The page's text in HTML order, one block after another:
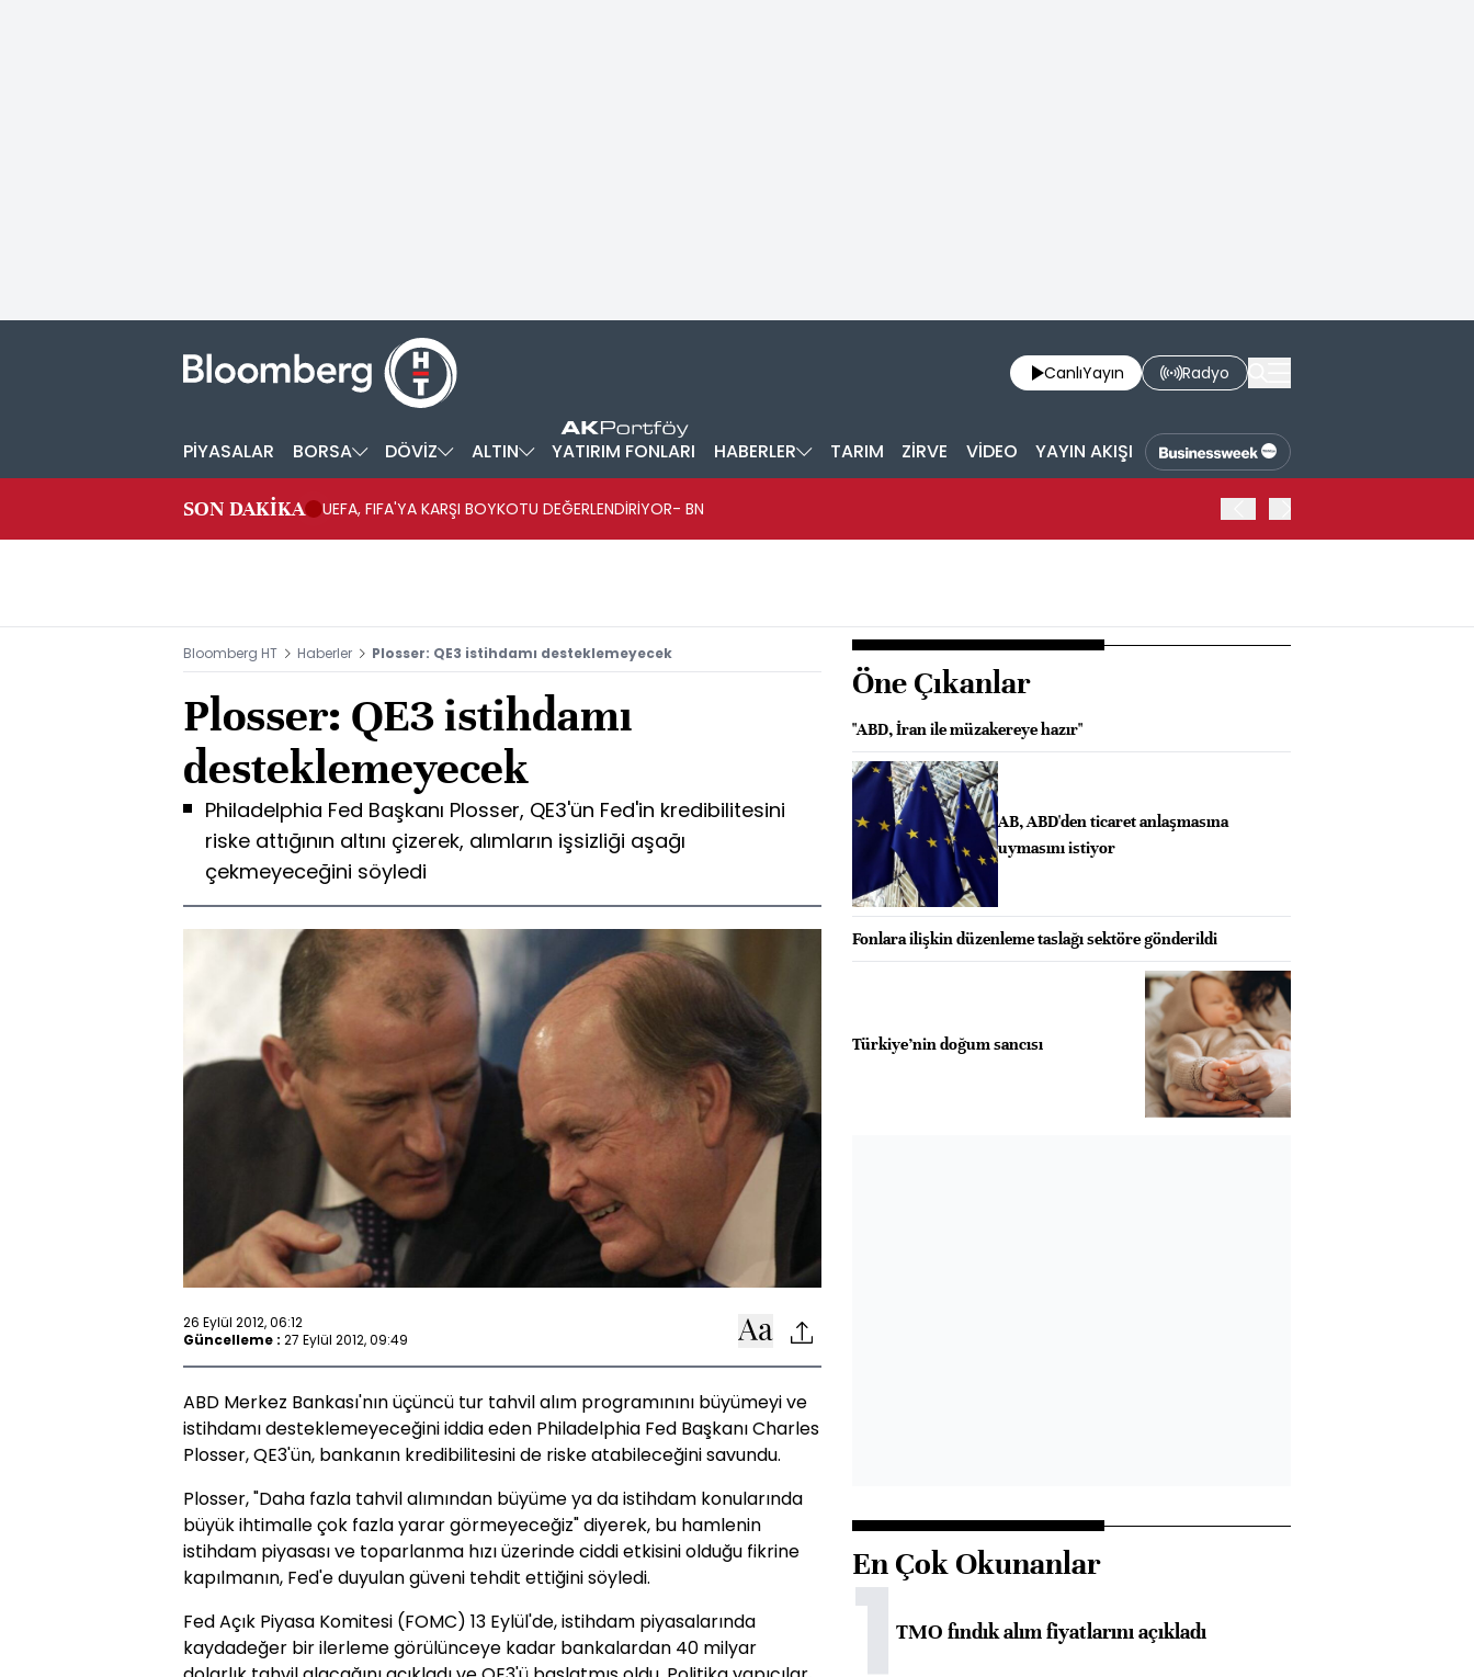
CanlıYayın Radyo
PİYASALAR BORSA DÖVİZ ALTIN YATIRIM FONLARI HABERLER TARIM ZİRVE VİDEO YAYIN AKIŞI
SON DAKİKA UEFA, FIFA'YA KARŞI BOYKOTU DEĞERLENDİRİYOR- BN
Bloomberg HT Haberler Plosser: QE3 istihdamı desteklemeyecek
Plosser: QE3 istihdamı
desteklemeyecek
Philadelphia Fed Başkanı Plosser, QE3'ün Fed'in kredibilitesini
riske attığının altını çizerek, alımların işsizliği aşağı
çekmeyeceğini söyledi
26 Eylül 2012, 06:12
Güncelleme : 27 Eylül 2012, 09:49
ABD Merkez Bankası'nın üçüncü tur tahvil alım programınını büyümeyi ve
istihdamı desteklemeyeceğini iddia eden Philadelphia Fed Başkanı Charles
Plosser, QE3'ün, bankanın kredibilitesini de riske atabileceğini savundu.
Plosser, "Daha fazla tahvil alımından büyüme ya da istihdam konularında
büyük ihtimalle çok fazla yarar görmeyeceğiz" diyerek, bu hamlenin
istihdam piyasası ve toparlanma hızı üzerinde ciddi etkisini olduğu fikrine
kapılmanın, Fed'e duyulan güveni tehdit ettiğini söyledi.
Fed Açık Piyasa Komitesi (FOMC) 13 Eylül'de, istihdam piyasalarında
kaydadeğer bir ilerleme görülünceye kadar bankalardan 40 milyar
Öne Çıkanlar
"ABD, İran ile müzakereye hazır"
AB, ABD'den ticaret anlaşmasına
uymasını istiyor
Fonlara ilişkin düzenleme taslağı sektöre gönderildi
Türkiye’nin doğum sancısı
En Çok Okunanlar
1TMO fındık alım fiyatlarını açıkladı